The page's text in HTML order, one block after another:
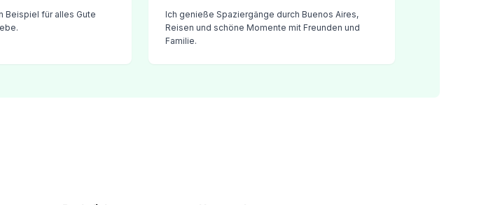
Beispiel für alles Gute
Ich genieße Spaziergänge durch Buenos Aires,
Reisen und schöne Momente mit Freunden und
Familie.